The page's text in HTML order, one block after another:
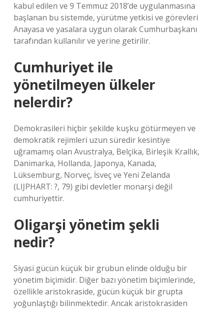
kabul edilen ve 9 Temmuz 2018’de uygulanmasına
başlanan bu sistemde, yürütme yetkisi ve görevleri
Anayasa ve yasalara uygun olarak Cumhurbaşkanı
tarafından kullanılır ve yerine getirilir.
Cumhuriyet ile
yönetilmeyen ülkeler
nelerdir?
Demokrasileri hiçbir şekilde kuşku götürmeyen ve
demokratik rejimleri uzun süredir kesintiye
uğramamış olan Avustralya, Belçika, Birleşik Krallık,
Danimarka, Hollanda, Japonya, Kanada,
Lüksemburg, Norveç, İsveç ve Yeni Zelanda
(LIJPHART: ?, 79) gibi devletler monarşi değil
cumhuriyettir.
Oligarşi yönetim şekli
nedir?
Siyasi gücün küçük bir grubun elinde olduğu bir
yönetim biçimidir. Diğer bazı yönetim biçimlerinde,
özellikle aristokraside, gücün küçük bir grupta
yoğunlaştığı bilinmektedir. Ancak aristokrasiden